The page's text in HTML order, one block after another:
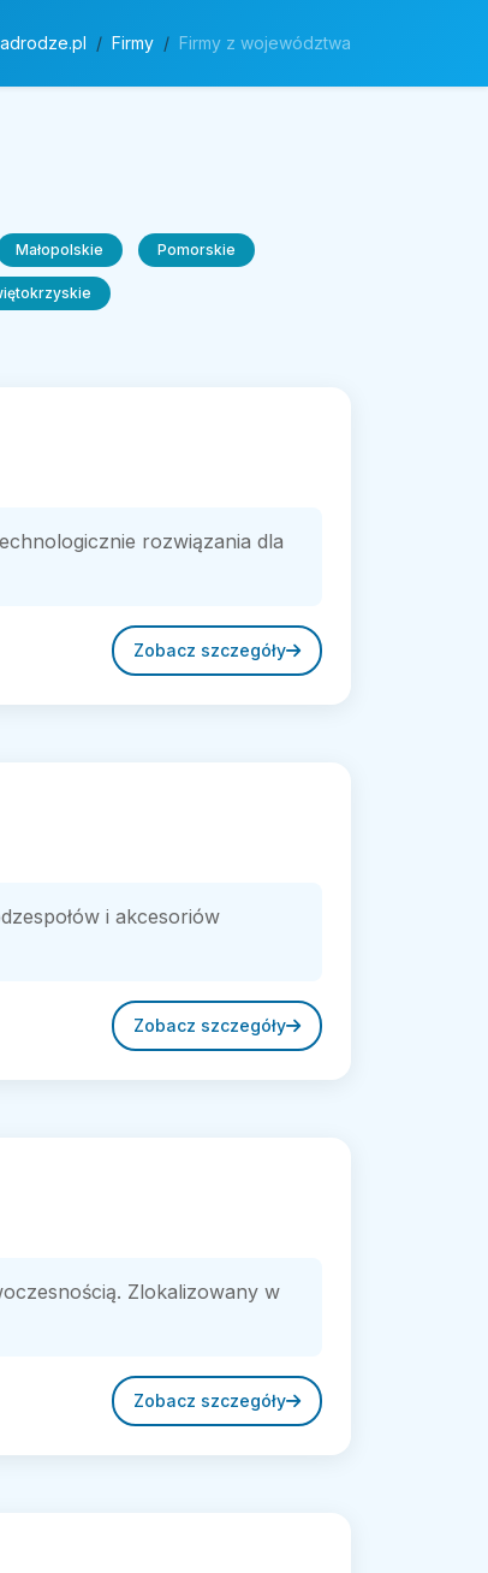
Firmy Firmy z województwa
Małopolskie Pomorskie
rozwiązania dla
Zobacz szczegóły
i akcesoriów
Zobacz szczegóły
Zlokalizowany w
Zobacz szczegóły